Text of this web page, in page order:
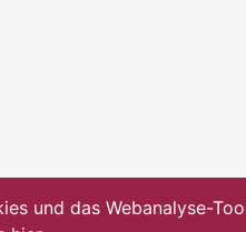
und das Webanalyse-